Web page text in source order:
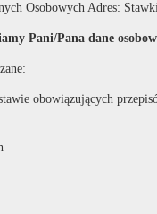
Osobowych Adres:
Pani/Pana dane
obowiązujących